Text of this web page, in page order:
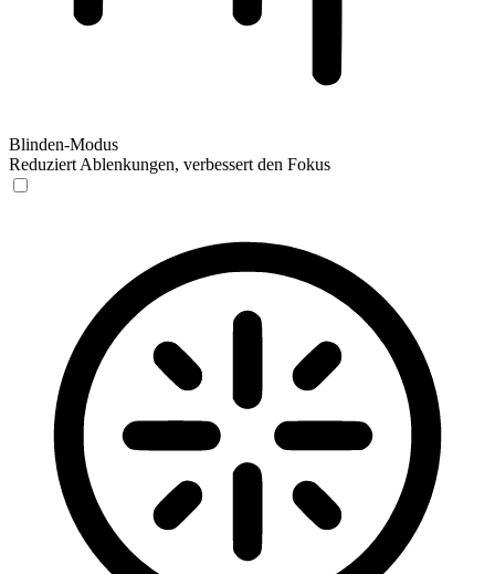
Blinden-Modus
Reduziert Ablenkungen, verbessert den Fokus